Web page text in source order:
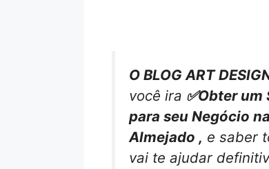
O BLOG ART
você ira ✅Obter
para seu Negócio
Almejado , e saber
vai te ajudar